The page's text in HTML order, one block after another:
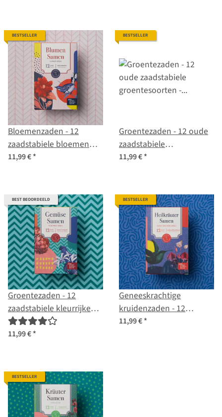
BESTSELLER
Bloemenzaden - 12
zaadstabiele bloemen
variëteiten - wild &
11,99 €*
BESTSELLER
Groentezaden - 12 oude
zaadstabiele
groentesoorten - bijna
beginners
11,99 €*
BEST BEOORDEELD
Groentezaden - 12
zaadstabiele kleurrijke
groentesoorten -
eenvoudig &
11,99 €*
BESTSELLER
Geneeskrachtige
kruidenzaden - 12
zaadstabiele
11,99 €*
BESTSELLER